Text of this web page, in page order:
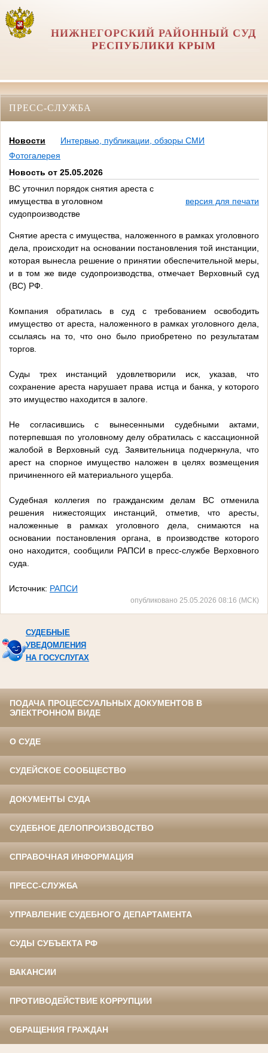
НИЖНЕГОРСКИЙ РАЙОННЫЙ СУД
РЕСПУБЛИКИ КРЫМ
ПРЕСС-СЛУЖБА
Новости
Интервью, публикации, обзоры СМИ
Фотогалерея
Новость от 25.05.2026
ВС уточнил порядок снятия ареста с
имущества в уголовном
судопроизводстве
версия для печати
Снятие ареста с имущества, наложенного в рамках уголовного
дела, происходит на основании постановления той инстанции,
которая вынесла решение о принятии обеспечительной меры,
и в том же виде судопроизводства, отмечает Верховный суд
(ВС) РФ.
Компания обратилась в суд с требованием освободить
имущество от ареста, наложенного в рамках уголовного дела,
ссылаясь на то, что оно было приобретено по результатам
торгов.
Суды трех инстанций удовлетворили иск, указав, что
сохранение ареста нарушает права истца и банка, у которого
это имущество находится в залоге.
Не согласившись с вынесенными судебными актами,
потерпевшая по уголовному делу обратилась с кассационной
жалобой в Верховный суд. Заявительница подчеркнула, что
арест на спорное имущество наложен в целях возмещения
причиненного ей материального ущерба.
Судебная коллегия по гражданским делам ВС отменила
решения нижестоящих инстанций, отметив, что аресты,
наложенные в рамках уголовного дела, снимаются на
основании постановления органа, в производстве которого
оно находится, сообщили РАПСИ в пресс-службе Верховного
суда.
Источник: РАПСИ
опубликовано 25.05.2026 08:16 (МСК)
СУДЕБНЫЕ
УВЕДОМЛЕНИЯ
НА ГОСУСЛУГАХ
ПОДАЧА ПРОЦЕССУАЛЬНЫХ ДОКУМЕНТОВ В
ЭЛЕКТРОННОМ ВИДЕ
О СУДЕ
СУДЕЙСКОЕ СООБЩЕСТВО
ДОКУМЕНТЫ СУДА
СУДЕБНОЕ ДЕЛОПРОИЗВОДСТВО
СПРАВОЧНАЯ ИНФОРМАЦИЯ
ПРЕСС-СЛУЖБА
УПРАВЛЕНИЕ СУДЕБНОГО ДЕПАРТАМЕНТА
СУДЫ СУБЪЕКТА РФ
ВАКАНСИИ
ПРОТИВОДЕЙСТВИЕ КОРРУПЦИИ
ОБРАЩЕНИЯ ГРАЖДАН